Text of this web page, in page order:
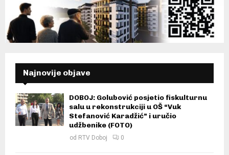
Najnovije objave
DOBOJ: Golubović posjetio fiskulturnu
salu u rekonstrukciji u OŠ “Vuk
Stefanović Karadžić” i uručio
udžbenike (FOTO)
od RTV Doboj 0